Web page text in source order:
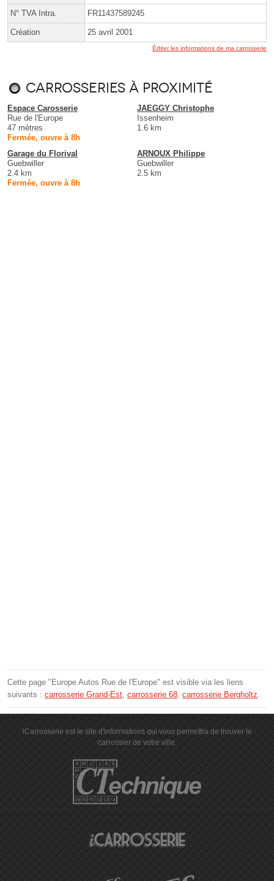
N° TVA Intra. FR11437589245
Création 25 avril 2001
Éditer les informations de ma carrosserie
Carrosseries à proximité
Espace Carosserie
Rue de l'Europe
47 mètres
Fermée, ouvre à 8h
JAEGGY Christophe
Issenheim
1.6 km
Garage du Florival
Guebwiller
2.4 km
Fermée, ouvre à 8h
ARNOUX Philippe
Guebwiller
2.5 km
Cette page "Europe Autos Rue de l'Europe" est visible via les liens
suivants : carrosserie Grand-Est, carrosserie 68, carrosserie Bergholtz.
iCarrosserie est le site d'informations qui vous permettra de trouver le
carrossier de votre ville.